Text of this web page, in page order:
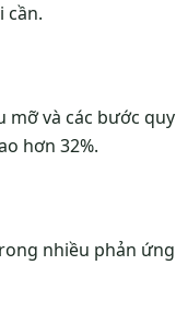
cần.
mỡ và các bước quy
hơn 32%.
nhiều phản ứng